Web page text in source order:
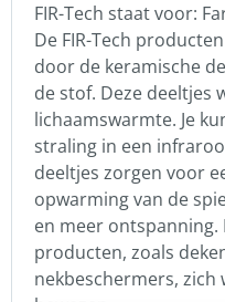
FIR-Tech staat voor:
De FIR-Tech
door de keramische
de stof. Deze deeltjes
lichaamswarmte. Je
straling in een
deeltjes zorgen voor
opwarming van de
en meer
producten, zoals
nekbeschermers,